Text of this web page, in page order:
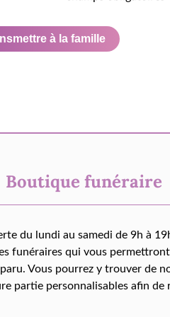
à la famille
Boutique funéraire
du lundi au samedi de 9h à
funéraires qui vous
Vous pourrez y trouver de
partie personnalisables afin de